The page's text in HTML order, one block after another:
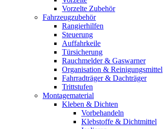
Vorzelte Zubehör
Fahrzeugzubehör
Rangierhilfen
Steuerung
Auffahrkeile
Türsicherung
Rauchmelder & Gaswarner
Organisation & Reinigungsmittel
Fahrradträger & Dachträger
Trittstufen
Montagematerial
Kleben & Dichten
Vorbehandeln
Klebstoffe & Dichtmittel